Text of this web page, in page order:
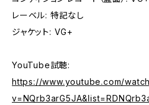
レーベル: 特記なし
ジャケット: VG+
YouTube試聴:
https://www.youtube.com/